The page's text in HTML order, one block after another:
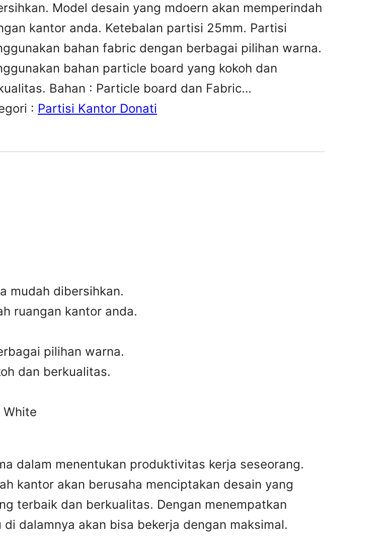
Model desain yang mdoern akan memperindah
kantor anda. Ketebalan partisi 25mm. Partisi
bahan fabric dengan berbagai pilihan warna.
bahan particle board yang kokoh dan
Bahan : Particle board dan Fabric…
: Partisi Kantor Donati
mudah dibersihkan.
ruangan kantor anda.
pilihan warna.
dan berkualitas.
White
dalam menentukan produktivitas kerja seseorang.
kantor akan berusaha menciptakan desain yang
terbaik dan berkualitas. Dengan menempatkan
dalamnya akan bisa bekerja dengan maksimal.